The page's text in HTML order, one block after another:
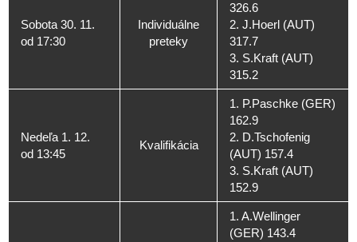
Sobota 30. 11.
od 17:30
Individuálne
preteky
326.6
2. J.Hoerl (AUT)
317.7
3. S.Kraft (AUT)
315.2
Nedeľa 1. 12.
od 13:45
Kvalifikácia
1. P.Paschke (GER)
162.9
2. D.Tschofenig
(AUT) 157.4
3. S.Kraft (AUT)
152.9
1. A.Wellinger
(GER) 143.4